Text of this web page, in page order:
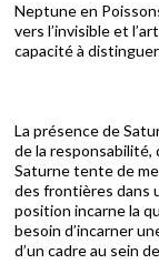
Neptune en
vers l’invisible et
capacité à
La présence de
de la responsabilité,
Saturne tente de
des frontières dans
position incarne la
besoin d’incarner
d’un cadre au sein